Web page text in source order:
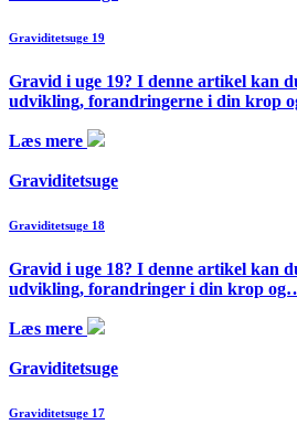
Graviditetsuge 19
Gravid i uge 19? I denne artikel kan
udvikling, forandringerne i din krop
Læs mere
Graviditetsuge
Graviditetsuge 18
Gravid i uge 18? I denne artikel kan
udvikling, forandringer i din krop
Læs mere
Graviditetsuge
Graviditetsuge 17